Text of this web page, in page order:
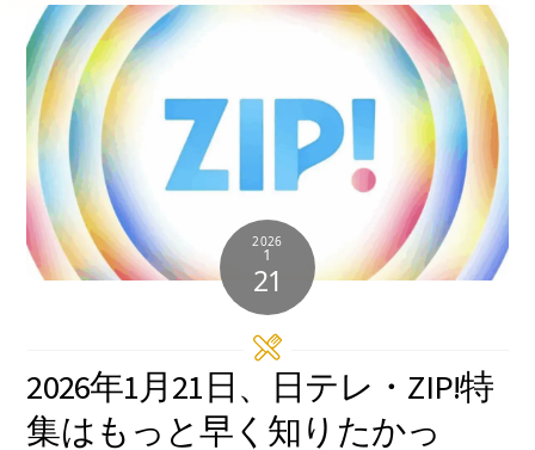
2026
1
21
2026年1月21日、日テレ・ZIP!特
集はもっと早く知りたかっ